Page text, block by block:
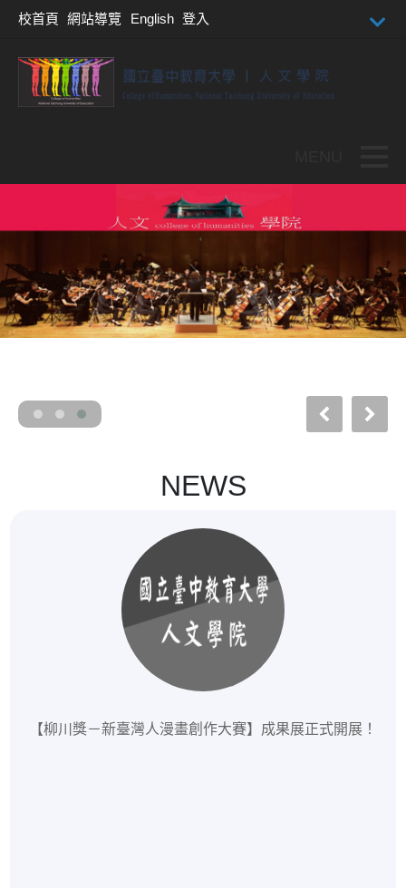
跳到主要內容
校首頁 網站導覽 English 登入
NEWS
【柳川獎－新臺灣人漫畫創作大賽】成果展正式開展！